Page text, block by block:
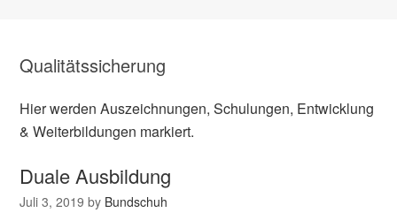
Qualitätssicherung
Hier werden Auszeichnungen, Schulungen, Entwicklung
& Weiterbildungen markiert.
Duale Ausbildung
Juli 3, 2019 by Bundschuh